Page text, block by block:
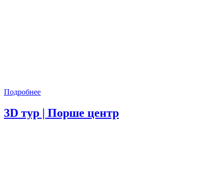
Подробнее
3D тур | Порше центр